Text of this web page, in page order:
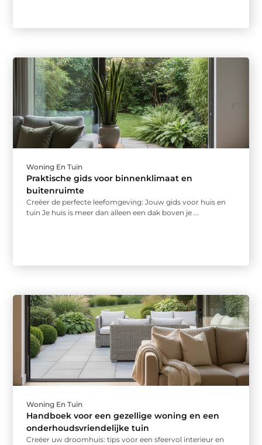
Woning En Tuin
Praktische gids voor binnenklimaat en
buitenruimte
Creëer de perfecte leefomgeving: Jouw gids voor huis en
tuin Je huis is meer dan alleen een dak boven je ...
Woning En Tuin
Handboek voor een gezellige woning en een
onderhoudsvriendelijke tuin
Creëer uw droomhuis: tips voor een sfeervol interieur en